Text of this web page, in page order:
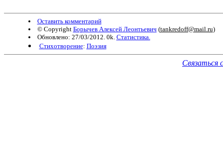
Оставить комментарий
© Copyright Борычев Алексей Леонтьевич (tankredoff@mail.ru)
Обновлено: 27/03/2012. 0k. Статистика.
Стихотворение: Поэзия
Связаться